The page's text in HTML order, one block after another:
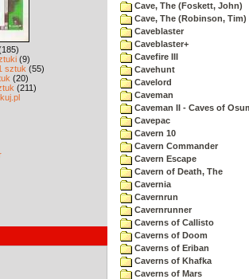
(9)
sztuk (55)
(20)
(211)
Cave, The (Foskett, John)
Cave, The (Robinson, Tim)
Caveblaster
Caveblaster+
Cavefire III
Cavehunt
Cavelord
Caveman
Caveman II - Caves of
Cavepac
Cavern 10
Cavern Commander
Cavern Escape
Cavern of Death, The
Cavernia
Cavernrun
Cavernrunner
Caverns of Callisto
Caverns of Doom
Caverns of Eriban
Caverns of Khafka
Caverns of Mars